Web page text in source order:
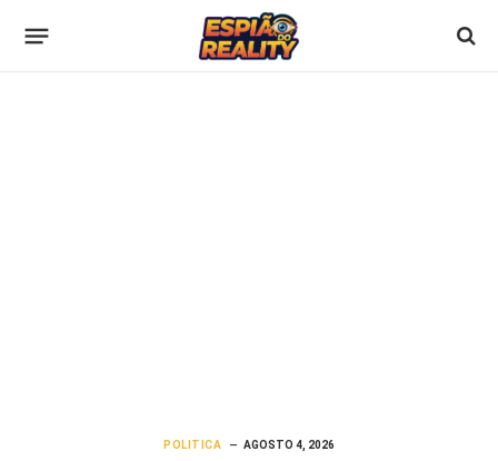
POLITICA AGOSTO 4, 2026